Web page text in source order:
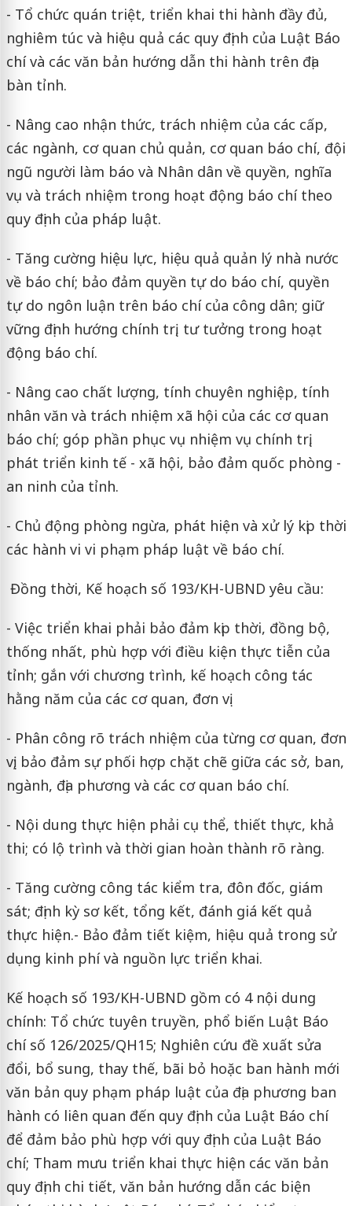
- Tổ chức quán triệt, triển khai thi hành đầy đủ,
nghiêm túc và hiệu quả các quy định của Luật Báo
chí và các văn bản hướng dẫn thi hành trên địa
bàn tỉnh.
- Nâng cao nhận thức, trách nhiệm của các cấp,
các ngành, cơ quan chủ quản, cơ quan báo chí, đội
ngũ người làm báo và Nhân dân về quyền, nghĩa
vụ và trách nhiệm trong hoạt động báo chí theo
quy định của pháp luật.
- Tăng cường hiệu lực, hiệu quả quản lý nhà nước
về báo chí; bảo đảm quyền tự do báo chí, quyền
tự do ngôn luận trên báo chí của công dân; giữ
vững định hướng chính trị, tư tưởng trong hoạt
động báo chí.
- Nâng cao chất lượng, tính chuyên nghiệp, tính
nhân văn và trách nhiệm xã hội của các cơ quan
báo chí; góp phần phục vụ nhiệm vụ chính trị,
phát triển kinh tế - xã hội, bảo đảm quốc phòng -
an ninh của tỉnh.
- Chủ động phòng ngừa, phát hiện và xử lý kịp thời
các hành vi vi phạm pháp luật về báo chí.
Đồng thời, Kế hoạch số 193/KH-UBND yêu cầu:
- Việc triển khai phải bảo đảm kịp thời, đồng bộ,
thống nhất, phù hợp với điều kiện thực tiễn của
tỉnh; gắn với chương trình, kế hoạch công tác
hằng năm của các cơ quan, đơn vị.
- Phân công rõ trách nhiệm của từng cơ quan, đơn
vị; bảo đảm sự phối hợp chặt chẽ giữa các sở, ban,
ngành, địa phương và các cơ quan báo chí.
- Nội dung thực hiện phải cụ thể, thiết thực, khả
thi; có lộ trình và thời gian hoàn thành rõ ràng.
- Tăng cường công tác kiểm tra, đôn đốc, giám
sát; định kỳ sơ kết, tổng kết, đánh giá kết quả
thực hiện.- Bảo đảm tiết kiệm, hiệu quả trong sử
dụng kinh phí và nguồn lực triển khai.
Kế hoạch số 193/KH-UBND gồm có 4 nội dung
chính: Tổ chức tuyên truyền, phổ biến Luật Báo
chí số 126/2025/QH15; Nghiên cứu đề xuất sửa
đổi, bổ sung, thay thế, bãi bỏ hoặc ban hành mới
văn bản quy phạm pháp luật của địa phương ban
hành có liên quan đến quy định của Luật Báo chí
để đảm bảo phù hợp với quy định của Luật Báo
chí; Tham mưu triển khai thực hiện các văn bản
quy định chi tiết, văn bản hướng dẫn các biện